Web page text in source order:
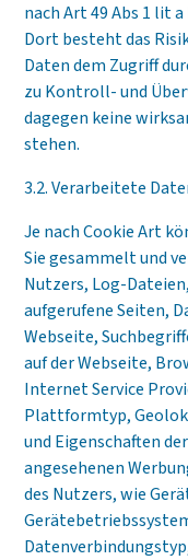
nach Art 49 Abs 1 lit
Dort besteht das
Daten dem Zugriff
zu Kontroll- und
dagegen keine
stehen.
3.2. Verarbeitete
Je nach Cookie Art
Sie gesammelt und
Nutzers, Log-
aufgerufene Seiten,
Webseite,
auf der Webseite,
Internet Service
Plattformtyp,
und Eigenschaften
angesehenen
des Nutzers, wie